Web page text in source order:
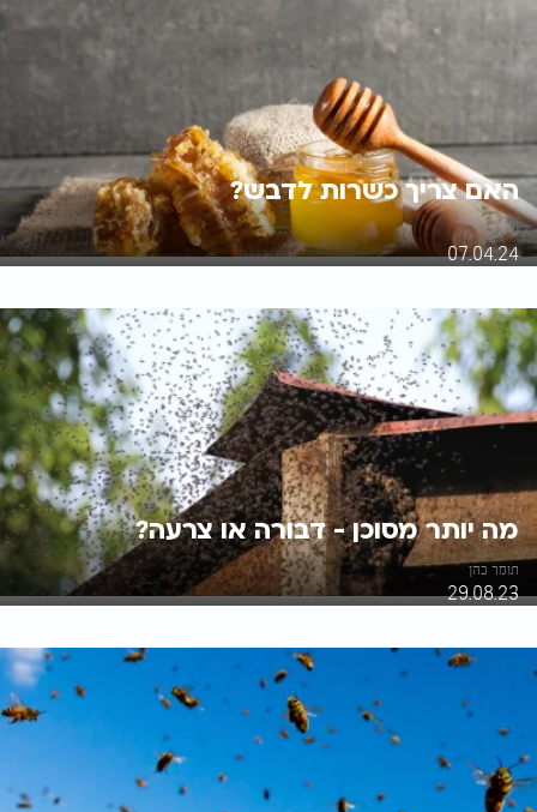
האם צריך כשרות לדבש?
עידו לוי
07.04.24
מה יותר מסוכן - דבורה או צרעה?
תומר כהן
29.08.23